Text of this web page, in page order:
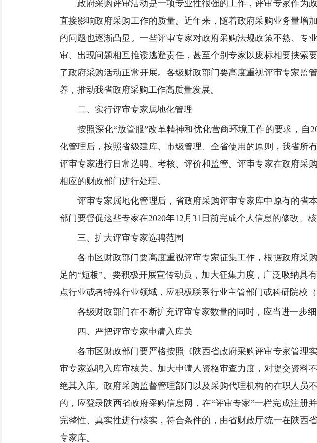
政府采购评审活动是一项专业性很强的工作，评审专家作为
直接影响政府采购工作的质量。近年来，随着政府采购业务量增
的问题也逐渐凸显。一些评审专家对政府采购法规政策不熟、专
审、出现问题相互推诿逃避责任，甚至个别专家以废标相要挟索
了政府采购活动正常开展。各级财政部门要高度重视评审专家监
养，推动我省政府采购工作高质量发展。
二、实行评审专家属地化管理
按照深化“放管服”改革精神和优化营商环境工作的要求，自
化管理后，按照省级建库、市级管理、全省使用的原则，我省所
评审专家进行日常选聘、考核、评价和监管。评审专家在政府采
相应的财政部门进行处理。
评审专家属地化管理后，省政府采购评审专家库中原有的省
部门要督促这些专家在2020年12月31日前完成个人信息的修改、
三、扩大评审专家选聘范围
各市区财政部门要高度重视评审专家征集工作，根据政府采
足的“短板”。要积极开展宣传动员，加大征集力度，广泛吸纳
点行业或者特殊行业领域，应积极联系行业主管部门或科研院校
各级财政部门在不断扩充评审专家数量的同时，应当进一步
四、严把评审专家申请入库关
各市区财政部门要严格按照《陕西省政府采购评审专家管理
审专家选聘入库审核关。加大申请人资格审查力度，对提交资料
绝其入库。政府采购监督管理部门以及采购代理机构的在职人员
的，应登录陕西省政府采购信息网，在“评审专家”一栏完成注
完整性、真实性进行核实，符合条件的，由省财政厅统一在陕西
专家库。